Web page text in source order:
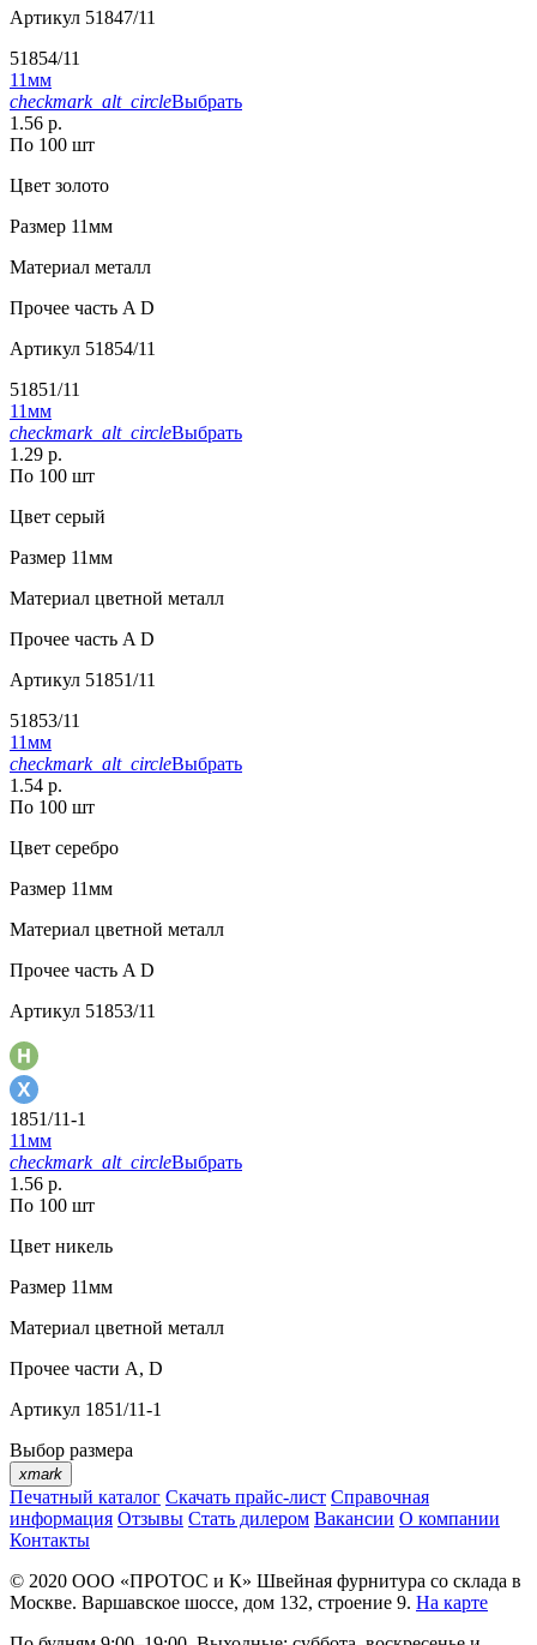
Артикул 51847/11
51854/11
11мм
checkmark_alt_circleВыбрать
1.56 р.
По 100 шт
Цвет золото
Размер 11мм
Материал металл
Прочее часть A D
Артикул 51854/11
51851/11
11мм
checkmark_alt_circleВыбрать
1.29 р.
По 100 шт
Цвет серый
Размер 11мм
Материал цветной металл
Прочее часть A D
Артикул 51851/11
51853/11
11мм
checkmark_alt_circleВыбрать
1.54 р.
По 100 шт
Цвет серебро
Размер 11мм
Материал цветной металл
Прочее часть A D
Артикул 51853/11
1851/11-1
11мм
checkmark_alt_circleВыбрать
1.56 р.
По 100 шт
Цвет никель
Размер 11мм
Материал цветной металл
Прочее части А, D
Артикул 1851/11-1
Выбор размера
xmark
Печатный каталог Скачать прайс-лист Справочная
информация Отзывы Стать дилером Вакансии О компании
Контакты
© 2020 ООО «ПРОТОС и К» Швейная фурнитура со склада в
Москве. Варшавское шоссе, дом 132, строение 9. На карте